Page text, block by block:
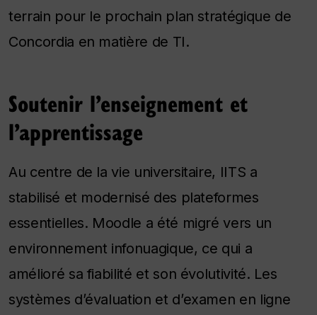
terrain pour le prochain plan stratégique de
Concordia en matière de TI.
Soutenir l’enseignement et
l’apprentissage
Au centre de la vie universitaire, IITS a
stabilisé et modernisé des plateformes
essentielles. Moodle a été migré vers un
environnement infonuagique, ce qui a
amélioré sa fiabilité et son évolutivité. Les
systèmes d’évaluation et d’examen en ligne